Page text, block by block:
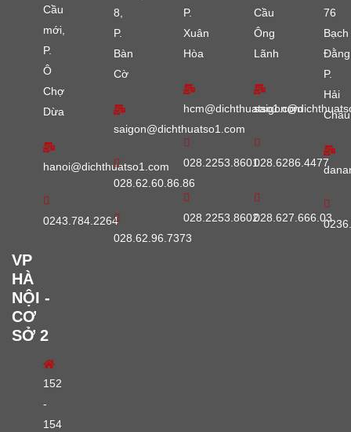
Cầu
mới,
P.
Ô
Chợ
Dừa
hanoi@dichthuatso1.com
0243.784.2264
VP
HÀ
NỘI -
CƠ
SỞ 2
152
-
154
8,
P.
Bàn
Cờ
saigon@dichthuatso1.com
028.62.60.86.86
028.62.96.7373
P.
Xuân
Hòa
hcm@dichthuatso1.com
028.2253.8601
028.2253.8602
Cầu
Ông
Lãnh
028.6286.4477
028.627.666.03
76
Bạch
P.
Hải
Châu